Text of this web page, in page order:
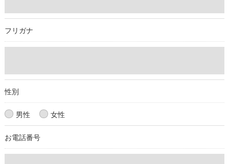
外部に委託する場合があります。
これらの委託先に対しては個人情報保護契約等の措置をとり、
適切な監督を行います。
当社では、個人情報の漏洩等がなされないよう、適切に安全管
理対策を実施します。
＜個人情報を与えなかった場合に生じる結果＞
必要な情報を頂けない場合は、それに対応した当社のサービス
をご提供できない場合がございますので予めご了承ください。
フリガナ
性別
男性 女性
お電話番号